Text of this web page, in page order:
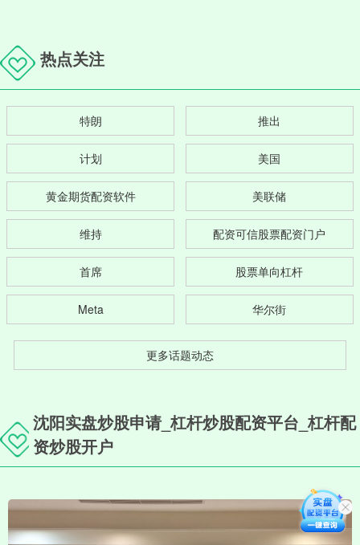
热点关注
特朗 推出
计划 美国
黄金期货配资软件 美联储
维持 配资可信股票配资门户
首席 股票单向杠杆
Meta 华尔街
更多话题动态
沈阳实盘炒股申请_杠杆炒股配资平台_杠杆配
资炒股开户